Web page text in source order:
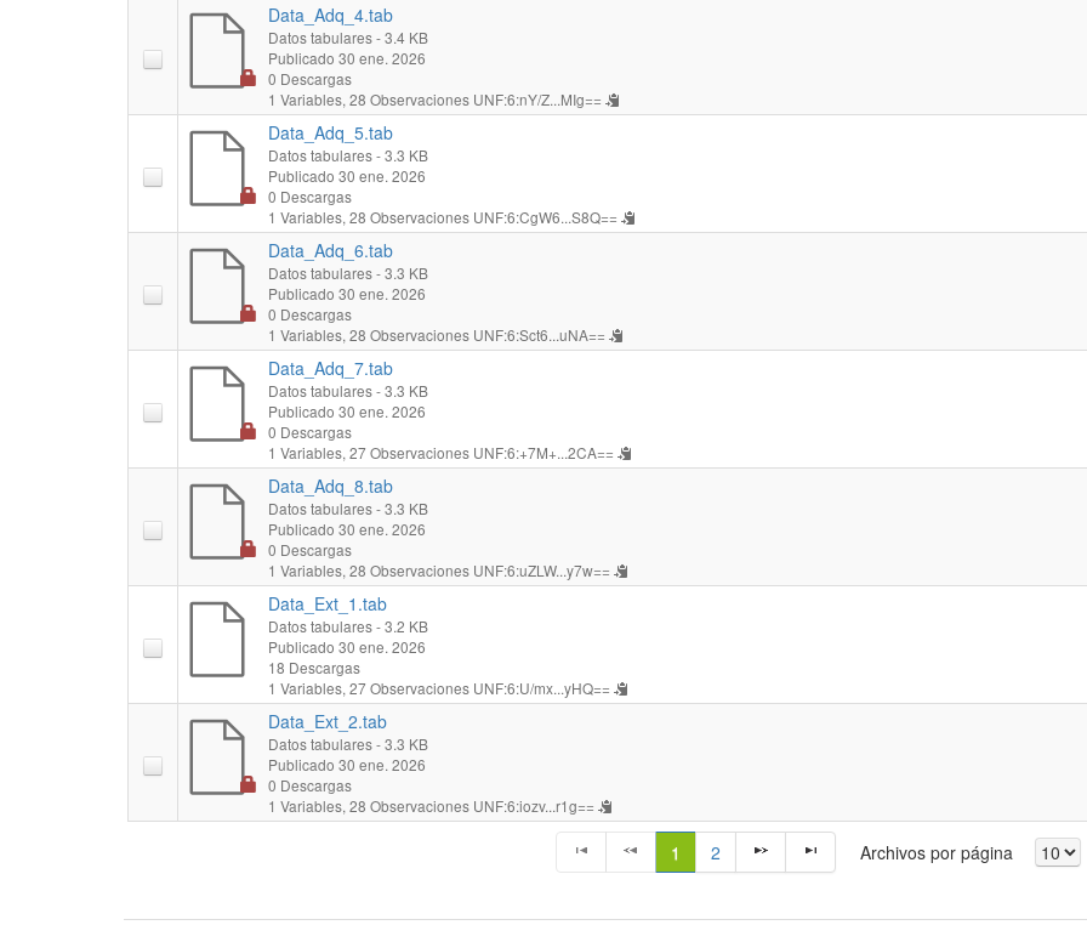
Data_Adq_4.tab
Datos tabulares- 3.4 KB
Publicado 30 ene. 2026
0 Descargas
1 Variables, 28 Observaciones UNF:6:nY/Z...MIg==
Data_Adq_5.tab
Datos tabulares- 3.3 KB
Publicado 30 ene. 2026
0 Descargas
1 Variables, 28 Observaciones UNF:6:CgW6...S8Q==
Data_Adq_6.tab
Datos tabulares- 3.3 KB
Publicado 30 ene. 2026
0 Descargas
1 Variables, 28 Observaciones UNF:6:Sct6...uNA==
Data_Adq_7.tab
Datos tabulares- 3.3 KB
Publicado 30 ene. 2026
0 Descargas
1 Variables, 27 Observaciones UNF:6:+7M+...2CA==
Data_Adq_8.tab
Datos tabulares- 3.3 KB
Publicado 30 ene. 2026
0 Descargas
1 Variables, 28 Observaciones UNF:6:uZLW...y7w==
Data_Ext_1.tab
Datos tabulares- 3.2 KB
Publicado 30 ene. 2026
18 Descargas
1 Variables, 27 Observaciones UNF:6:U/mx...yHQ==
Data_Ext_2.tab
Datos tabulares- 3.3 KB
Publicado 30 ene. 2026
0 Descargas
1 Variables, 28 Observaciones UNF:6:iozv...r1g==
1 2 Archivos por página